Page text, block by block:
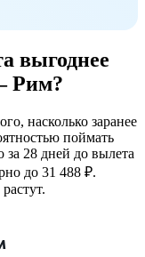
выгоднее
Рим?
насколько заранее
поймать
28 дней до вылета
до 31 488 ₽.